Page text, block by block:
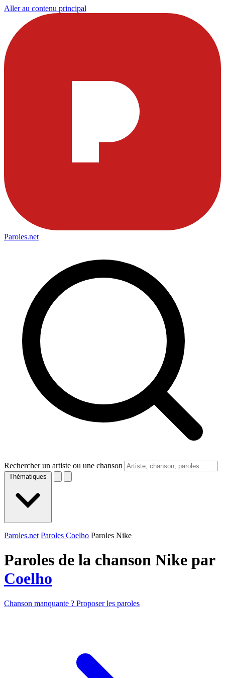
Aller au contenu principal
Paroles.net
Rechercher un artiste ou une chanson
Thématiques
Paroles.net Paroles Coelho Paroles Nike
Paroles de la chanson Nike par
Coelho
Chanson manquante ? Proposer les paroles